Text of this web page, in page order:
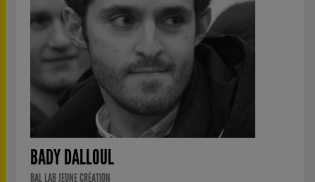
BADY DALLOUL
BAL LAB JEUNE CRÉATION